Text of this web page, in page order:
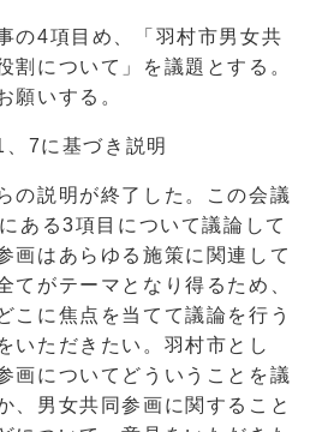
の4項目め、「羽村市男女共
割について」を議題とする。
願いする。
、7に基づき説明
の説明が終了した。この会議
ある3項目について議論して
画はあらゆる施策に関連して
てがテーマとなり得るため、
こに焦点を当てて議論を行う
いただきたい。羽村市とし
画についてどういうことを議
、男女共同参画に関すること